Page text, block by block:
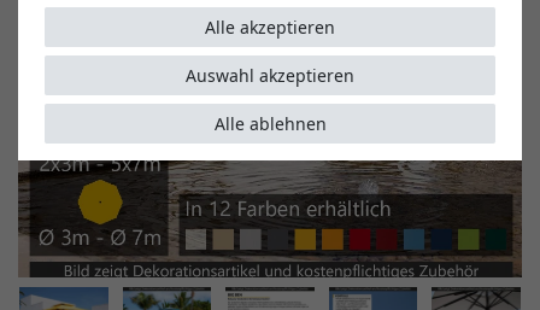
Alle akzeptieren
Alle ablehnen
Auswahl akzeptieren